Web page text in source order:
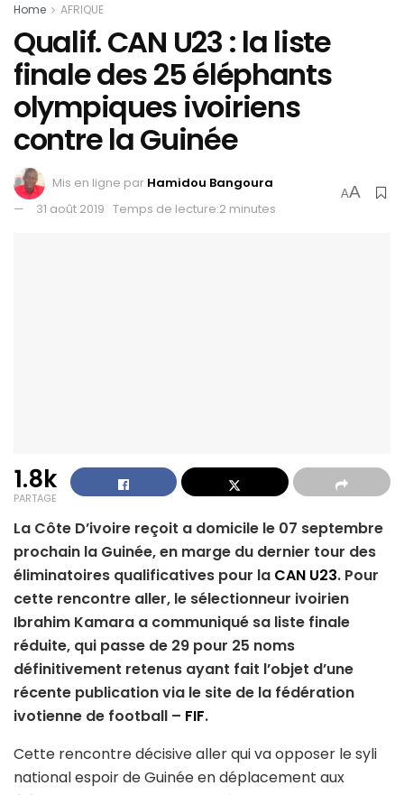
Home AFRIQUE
Qualif. CAN U23 : la liste
finale des 25 éléphants
olympiques ivoiriens
contre la Guinée
Mis en ligne par Hamidou Bangoura
31 août 2019 Temps de lecture:2 minutes
AA
1.8k
PARTAGE
La Côte D’ivoire reçoit a domicile le 07 septembre
prochain la Guinée, en marge du dernier tour des
éliminatoires qualificatives pour la CAN U23. Pour
cette rencontre aller, le sélectionneur ivoirien
Ibrahim Kamara a communiqué sa liste finale
réduite, qui passe de 29 pour 25 noms
définitivement retenus ayant fait l’objet d’une
récente publication via le site de la fédération
ivotienne de football – FIF.
Cette rencontre décisive aller qui va opposer le syli
national espoir de Guinée en déplacement aux